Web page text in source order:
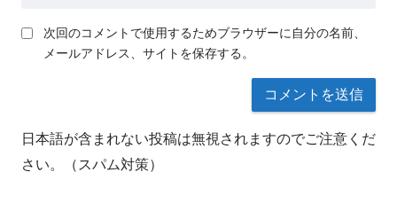
次回のコメントで使用するためブラウザーに自分の名前、
メールアドレス、サイトを保存する。
日本語が含まれない投稿は無視されますのでご注意くだ
さい。（スパム対策）